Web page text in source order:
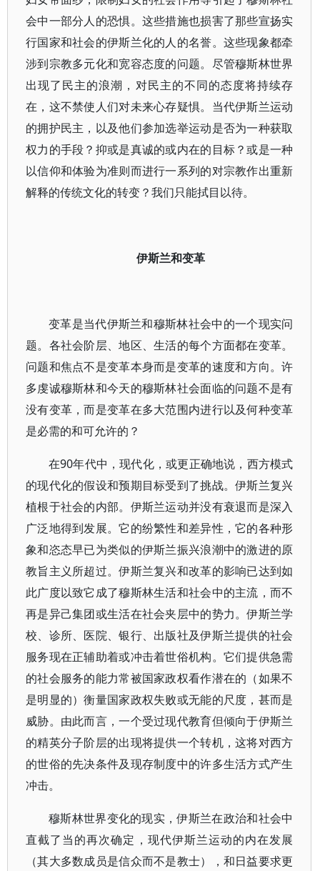
会中一部分人的恐惧。这些措施也损害了那些宣扬实
行国家和社会的伊斯兰化的人的名誉。这些现象都牵
涉到宗教多元化和宽容态度的问题。尽管穆斯林世界
出现了民主的浪潮，对民主的不同的态度将持续存
在，这不禁使人们对未来心存疑惧。当代伊斯兰运动
的拥护民主，以及他们参加选举运动是否为一种获取
权力的手段？抑或是真诚的或内在的目标？或是一种
以信仰和体验为准则而进行一系列的对宗教作出重新
解释的传统文化的转变？我们只能拭目以待。
伊斯兰和变革
变革是当代伊斯兰和穆斯林社会中的一个现实问
题。各社会阶层、地区、生活的每个方面都在变革。
问题和焦点不是变革本身而是变革的速度和方向。许
多虔诚穆斯林和今天的穆斯林社会面临的问题不是有
没有变革，而是变革在多大范围内进行以及何种变革
是必需的和可允许的？
在90年代中，现代化，或更正确地说，西方模式
的现代化的假设和预期目标受到了挑战。伊斯兰复兴
植根于社会的内部。伊斯兰运动并没有衰退而是深入
广泛地得到发展。它的纷繁性和差异性，它的各种形
象和恣态早已为类似的伊斯兰振兴浪潮中的激进的原
教旨主义所超过。伊斯兰复兴和改革的影响已达到如
此广度以致它成了穆斯林生活和社会中的主流，而不
再是异己集团或生活在社会夹层中的势力。伊斯兰学
校、诊所、医院、银行、出版社及伊斯兰提供的社会
服务现在正辅助着或冲击着世俗机构。它们提供急需
的社会服务的能力常被国家政权看作潜在的（如果不
是明显的）衡量国家政权失败或无能的尺度，甚而是
威胁。由此而言，一个受过现代教育但倾向于伊斯兰
的精英分子阶层的出现将提供一个转机，这将对西方
的世俗的先决条件及现存制度中的许多生活方式产生
冲击。
穆斯林世界变化的现实，伊斯兰在政治和社会中
直截了当的再次确定，现代伊斯兰运动的内在发展
（其大多数成员是信众而不是教士），和日益要求更